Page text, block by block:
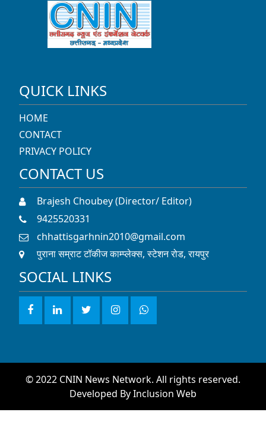
QUICK LINKS
HOME
CONTACT
PRIVACY POLICY
CONTACT US
Brajesh Choubey (Director/ Editor)
9425520331
chhattisgarhnin2010@gmail.com
पुराना सम्राट टॉकीज काम्प्लेक्स, स्टेशन रोड, रायपुर
SOCIAL LINKS
© 2022 CNIN News Network. All rights reserved.
Developed ByInclusion Web